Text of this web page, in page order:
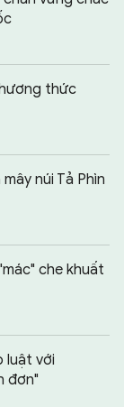
thức
núi Tả Phìn
che khuất
luật với
đơn"